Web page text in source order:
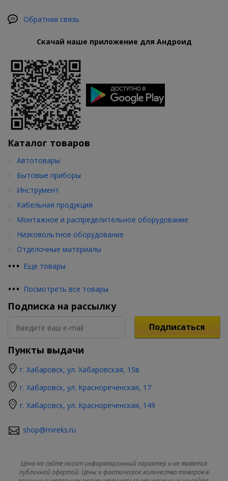
Обратная связь
Скачай наше приложение для Андроид
Каталог товаров
••• Еще товары
Автотовары
Бытовые приборы
Инструмент
Кабельная продукция
Монтажное и распределительное оборудование
Низковольтное оборудование
Отделочные материалы
••• Посмотреть все товары
Подписка на рассылку
Подписаться
Пункты выдачи
г. Хабаровск, ул. Хабаровская, 15в
г. Хабаровск, ул. Краснореченская, 17
г. Хабаровск, ул. Краснореченская, 149
shop@mireks.ru
Цена на сайте носит информационный характер и не является
публичной офертой. Цены и фактическое количество товаров в